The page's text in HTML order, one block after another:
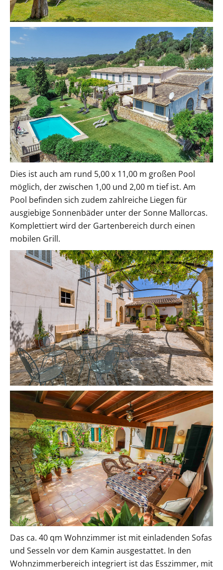
Dies ist auch am rund 5,00 x 11,00 m großen Pool
möglich, der zwischen 1,00 und 2,00 m tief ist. Am
Pool befinden sich zudem zahlreiche Liegen für
ausgiebige Sonnenbäder unter der Sonne Mallorcas.
Komplettiert wird der Gartenbereich durch einen
mobilen Grill.
Das ca. 40 qm Wohnzimmer ist mit einladenden Sofas
und Sesseln vor dem Kamin ausgestattet. In den
Wohnzimmerbereich integriert ist das Esszimmer, mit